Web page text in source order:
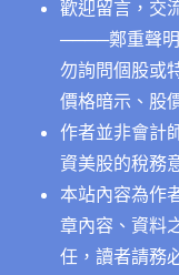
歡迎留言，交
────鄭重聲
勿詢問個股或
價格暗示、股
作者並非會計
資美股的稅務
本站內容為作
章內容、資料
任，讀者請務